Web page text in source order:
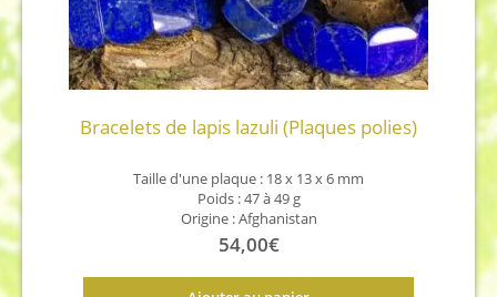
Bracelets de lapis lazuli (Plaques polies)
Taille d'une plaque : 18 x 13 x 6 mm
Poids : 47 à 49 g
Origine : Afghanistan
54,00€